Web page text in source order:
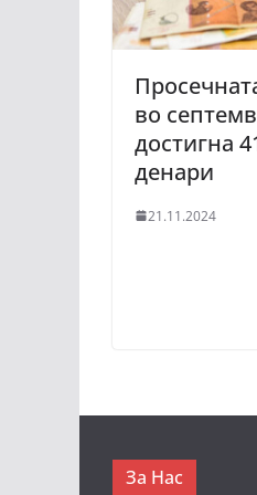
во
достигна
денари
21.11.2024
За Нас